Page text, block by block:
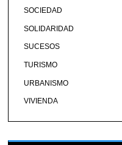
SOCIEDAD
SOLIDARIDAD
SUCESOS
TURISMO
URBANISMO
VIVIENDA